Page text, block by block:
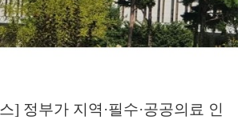
] 정부가 지역 ·필수·공공의료 인